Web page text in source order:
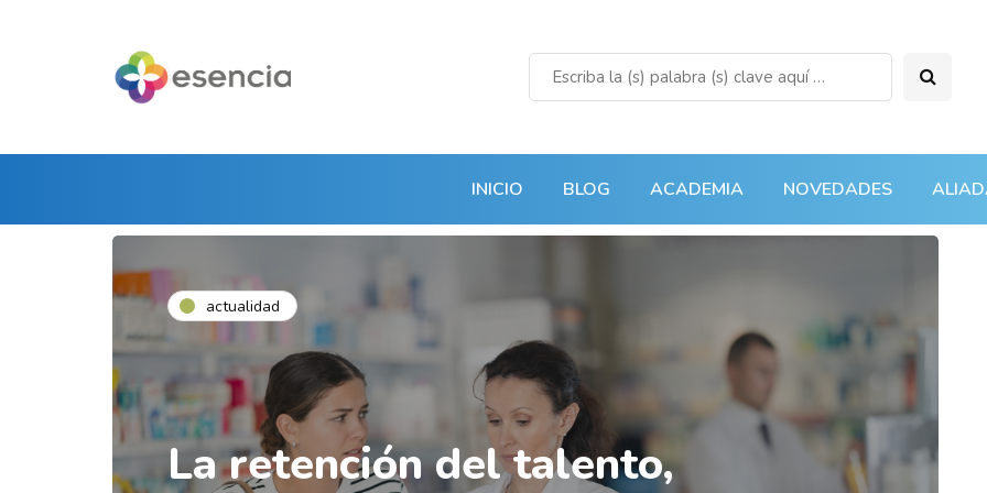
INICIO BLOG ACADEMIA NOVEDADES
actualidad
La retención del talento,